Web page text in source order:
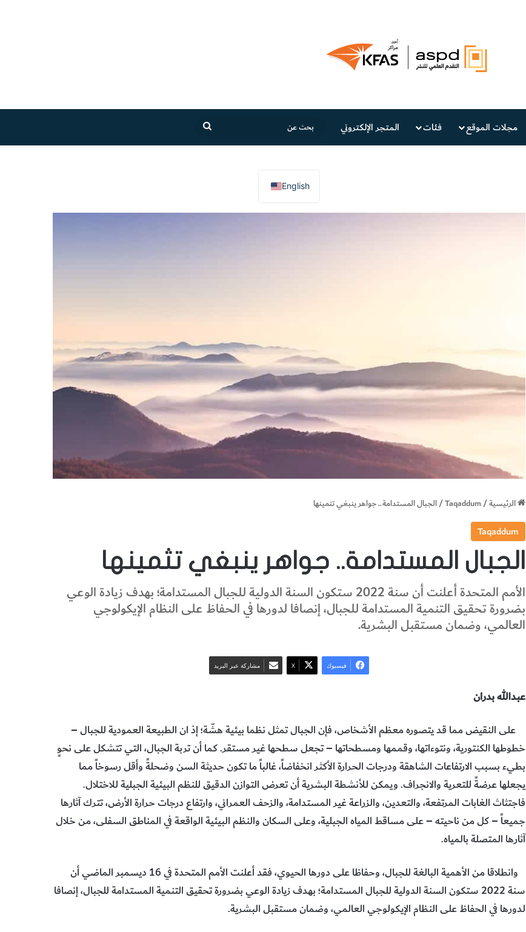
مجلات الموقع فئات المتجر الإلكتروني
عن
English
الرئيسية/
Taqaddum
/الجبال المستدامة.. جواهر ينبغي تثمينها
Taqaddum
الجبال المستدامة.. جواهر ينبغي تثمينها
الأمم المتحدة أعلنت أن سنة 2022 ستكون السنة الدولية للجبال المستدامة؛ بهدف زيادة الوعي
بضرورة تحقيق التنمية المستدامة للجبال، إنصافا لدورها في الحفاظ على النظام الإيكولوجي
العالمي، وضمان مستقبل البشرية.
فيسبوك ‫X مشاركة عبر البريد
عبدالله بدران
على النقيض مما قد يتصوره معظم الأشخاص، فإن الجبال تمثل نظما بيئية هشّة؛ إذ ان الطبيعة العمودية للجبال –
خطوطها الكنتورية، ونتوءاتها، وقممها ومسطحاتها – تجعل سطحها غير مستقر. كما أن تربة الجبال، التي تتشكل على نحوٍ
بطيء بسبب الارتفاعات الشاهقة ودرجات الحرارة الأكثر انخفاضاً، غالباً ما تكون حديثة السن وضحلةً وأقل رسوخاً مما
يجعلها عرضةً للتعرية والانجراف. ويمكن للأنشطة البشرية أن تعرض التوازن الدقيق للنظم البيئية الجبلية للاختلال.
فاجتثاث الغابات المرتفعة، والتعدين، والزراعة غير المستدامة، والزحف العمراني، وارتفاع درجات حرارة الأرض، تترك آثارها
جميعاً – كل من ناحيته – على مساقط المياه الجبلية، وعلى السكان والنظم البيئية الواقعة في المناطق السفلى، من خلال
آثارها المتصلة بالمياه.
وانطلاقا من الأهمية البالغة للجبال، وحفاظا على دورها الحيوي، فقد أعلنت الأمم المتحدة في 16 ديسمبر الماضي أن
سنة 2022 ستكون السنة الدولية للجبال المستدامة؛ بهدف زيادة الوعي بضرورة تحقيق التنمية المستدامة للجبال، إنصافا
لدورها في الحفاظ على النظام الإيكولوجي العالمي، وضمان مستقبل البشرية.